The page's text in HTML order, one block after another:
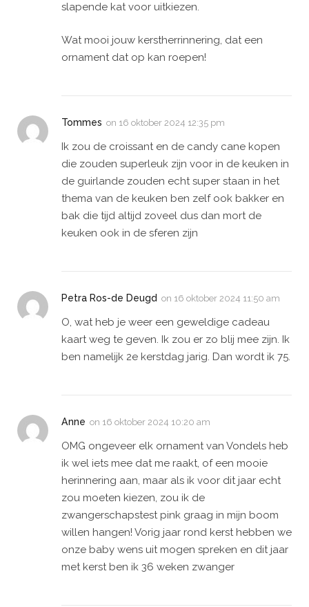
slapende kat voor uitkiezen.
Wat mooi jouw kerstherrinnering, dat een
ornament dat op kan roepen!
Tommes on 16 oktober 2024 12:35 pm
Ik zou de croissant en de candy cane kopen
die zouden superleuk zijn voor in de keuken in
de guirlande zouden echt super staan in het
thema van de keuken ben zelf ook bakker en
bak die tijd altijd zoveel dus dan mort de
keuken ook in de sferen zijn
Petra Ros-de Deugd on 16 oktober 2024 11:50 am
O, wat heb je weer een geweldige cadeau
kaart weg te geven. Ik zou er zo blij mee zijn. Ik
ben namelijk 2e kerstdag jarig. Dan wordt ik 75.
Anne on 16 oktober 2024 10:20 am
OMG ongeveer elk ornament van Vondels heb
ik wel iets mee dat me raakt, of een mooie
herinnering aan, maar als ik voor dit jaar echt
zou moeten kiezen, zou ik de
zwangerschapstest pink graag in mijn boom
willen hangen! Vorig jaar rond kerst hebben we
onze baby wens uit mogen spreken en dit jaar
met kerst ben ik 36 weken zwanger